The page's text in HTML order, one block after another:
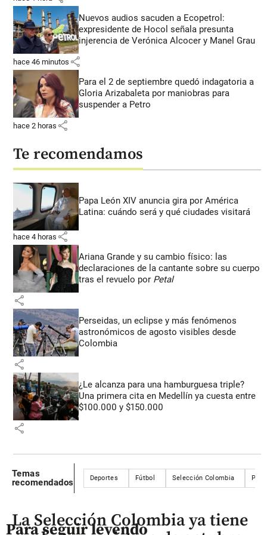
Nuevos audios sacuden a Ecopetrol:
expresidente de Hocol señala presunta
injerencia de Verónica Alcocer y Manel Grau
hace 46 minutos share
Para el 2 de septiembre quedó indagatoria a
Gloria Arizabaleta por maniobras para
suspender a Petro
hace 2 horas share
Te recomendamos
Papa León XIV anuncia gira por América
Latina: cuándo será y qué ciudades visitará
hace 4 horas share
Ariana Grande y su cambio físico: las
declaraciones de la cantante sobre su cuerpo
tras el revuelo por Petal
share
Perseidas, un eclipse y más fenómenos
astronómicos de agosto visibles desde
Colombia
share
¿Le alcanza para una hamburguesa triple?
Una primera cita en Medellín ya cuesta entre
$100.000 y $150.000
share
Temas
recomendados
Deportes Fútbol Selección Colombia
Para seguir leyendo
La Selección Colombia ya tiene